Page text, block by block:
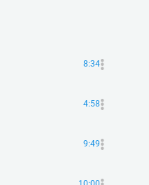
8:34
4:58
9:49